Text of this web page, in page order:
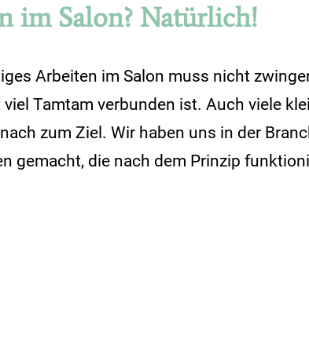
im Salon? Natürlich!
Arbeiten im Salon muss nicht
Tamtam verbunden ist. Auch viele
zum Ziel. Wir haben uns in der
gemacht, die nach dem Prinzip